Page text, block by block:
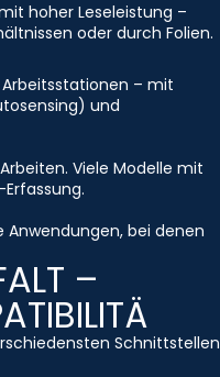
hoher Leseleistung –
oder durch Folien.
– mit
und
Viele Modelle mit
Anwendungen, bei denen
–
Schnittstellen